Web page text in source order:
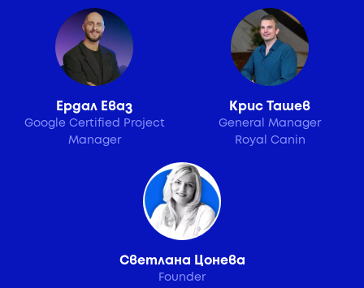
Ердал Еваз
Google Certified Project
Manager
Крис Ташев
General Manager
Royal Canin
Светлана Цонева
Founder